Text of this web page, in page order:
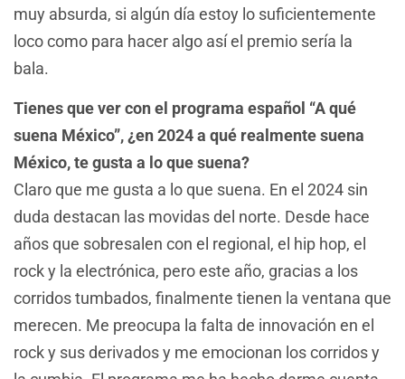
muy absurda, si algún día estoy lo suficientemente
loco como para hacer algo así el premio sería la
bala.
Tienes que ver con el programa español “A qué
suena México”, ¿en 2024 a qué realmente suena
México, te gusta a lo que suena?
Claro que me gusta a lo que suena. En el 2024 sin
duda destacan las movidas del norte. Desde hace
años que sobresalen con el regional, el hip hop, el
rock y la electrónica, pero este año, gracias a los
corridos tumbados, finalmente tienen la ventana que
merecen. Me preocupa la falta de innovación en el
rock y sus derivados y me emocionan los corridos y